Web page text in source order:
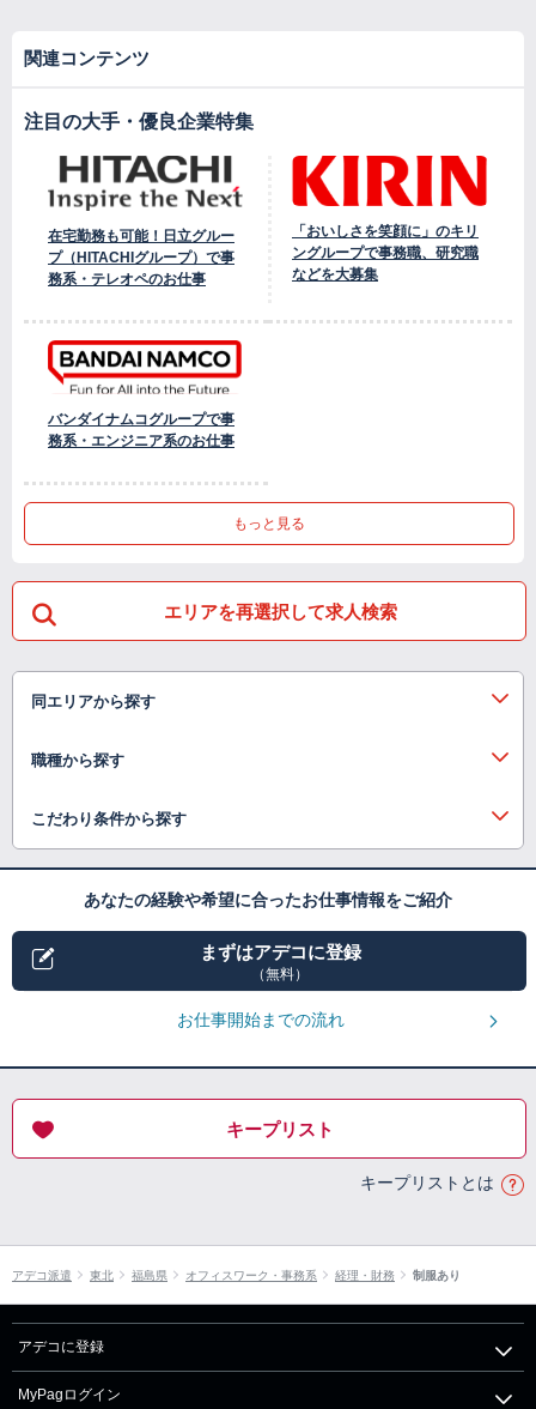
関連コンテンツ
注目の大手・優良企業特集
在宅勤務も可能！日立グルー
プ（HITACHIグループ）で事
務系・テレオペのお仕事
「おいしさを笑顔に」のキリ
ングループで事務職、研究職
などを大募集
バンダイナムコグループで事
務系・エンジニア系のお仕事
もっと見る
エリアを再選択して求人検索
同エリアから探す
職種から探す
こだわり条件から探す
あなたの経験や希望に合ったお仕事情報をご紹介
まずはアデコに登録
（無料）
お仕事開始までの流れ
キープリスト
キープリストとは
アデコ派遣 東北 福島県 オフィスワーク・事務系 経理・財務 制服あり
アデコに登録
MyPagログイン